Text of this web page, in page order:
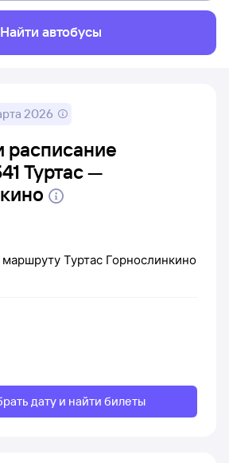
Найти автобусы
2026
Туртас —
маршруту Туртас Горнослинкино
дату и найти билеты